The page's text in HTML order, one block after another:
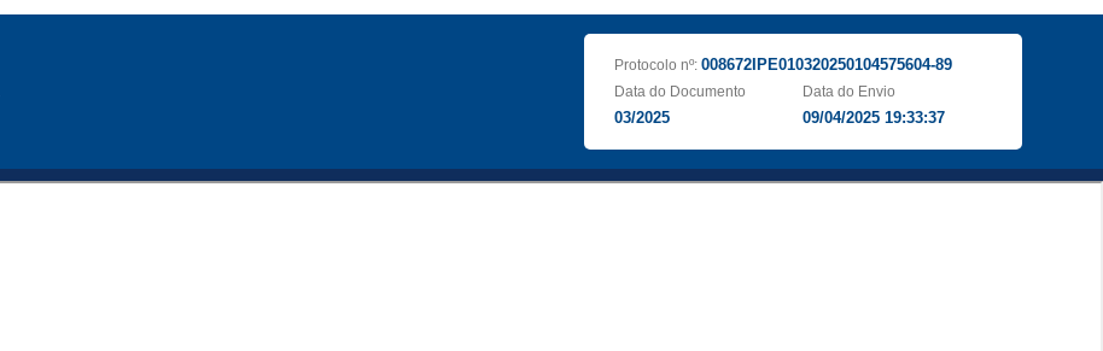
Protocolo nº: 008672IPE010320250104575604-89
Data do Documento
03/2025
Data do Envio
09/04/2025 19:33:37